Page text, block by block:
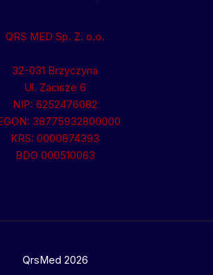
QRS MED Sp. Z. o.o.
32-031 Brzyczyna
Ul. Zacisze 6
NIP: 6252476082
38775932800000
KRS: 0000874393
BDO 000510063
QrsMed 2026